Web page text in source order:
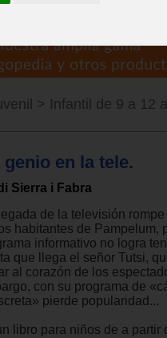
> Infantil de 9 a 12
genio en la tele.
Sierra i Fabra
de la televisión
habitantes de Pampelum,
informativo no logra
que llega el señor Tutsi,
al corazón de los
con su programa de
pierde popularidad...
libro para niños de a partir